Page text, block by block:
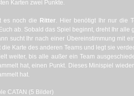
Karten zwei Punkte.
es noch die Ritter. Hier benötigt Ihr nur die
ab. Sobald das Spiel beginnt, dreht Ihr alle
sucht Ihr nach einer Übereinstimmung mit
die Karte des anderen Teams und legt sie
weiter, bis alle außer ein Team
hat, einen Punkt. Dieses Minispiel
hat.
CATAN (5 Bilder)